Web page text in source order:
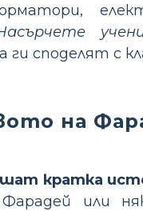
ги споделят с
на
кратка
или